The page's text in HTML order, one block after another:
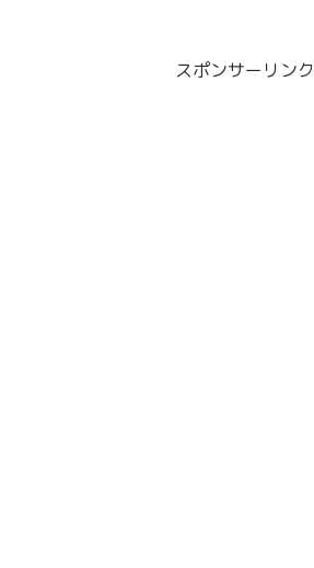
スポンサーリンク